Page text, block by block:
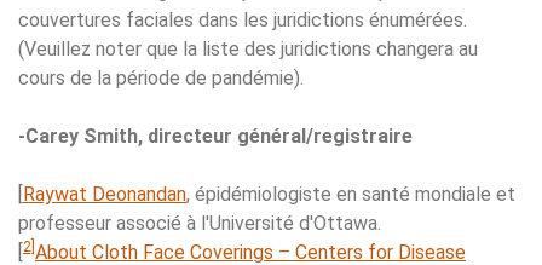
couvertures faciales dans les juridictions énumérées.
(Veuillez noter que la liste des juridictions changera au
cours de la période de pandémie).
-Carey Smith, directeur général/registraire
Raywat Deonandan, épidémiologiste en santé mondiale et
professeur associé à l'Université d'Ottawa.
2] About Cloth Face Coverings – Centers for Disease